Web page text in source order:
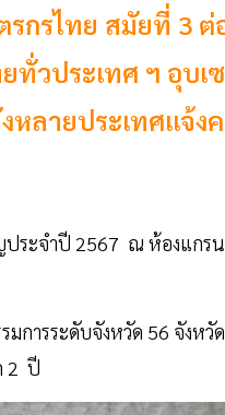
กรไทย สมัยที่ 3 ต่
วประเทศ ฯ อุบเ
ลายประเทศแจ้ง
ระจำปี 2567 ณ ห้องแกรน
การระดับจังหวัด 56 จังหวั
2 ปี